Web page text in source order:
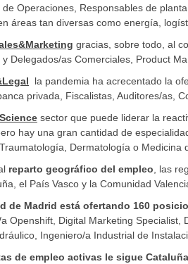
de Operaciones, Responsables de
áreas tan diversas como energía,
gracias, sobre todo, al
y Delegados/as Comerciales, Product
la pandemia ha acrecentado la
privada, Fiscalistas, Auditores/as,
sector que puede liderar la
hay una gran cantidad de
Dermatología o Medicina
reparto geográfico del empleo, las
el País Vasco y la Comunidad
de Madrid está ofertando 160
Openshift, Digital Marketing
Ingeniero/a Industrial de
de empleo activas le sigue